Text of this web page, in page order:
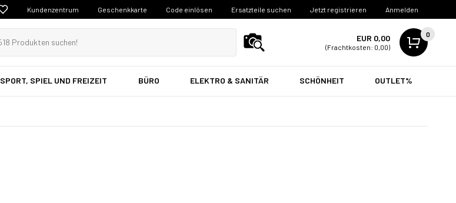
Kundenzentrum Geschenkkarte Code einlösen Ersatzteile suchen Jetzt registrieren Anmelden
EUR 0,00
(Frachtkosten: 0,00)
0
SPORT, SPIEL UND FREIZEIT BÜRO ELEKTRO & SANITÄR SCHÖNHEIT OUTLET%